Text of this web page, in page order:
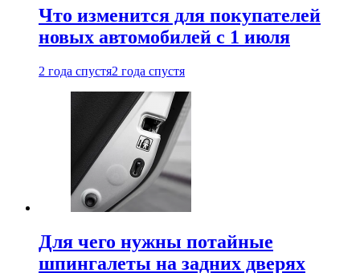
Что изменится для покупателей
новых автомобилей с 1 июля
2 года спустя2 года спустя
Для чего нужны потайные
шпингалеты на задних дверях